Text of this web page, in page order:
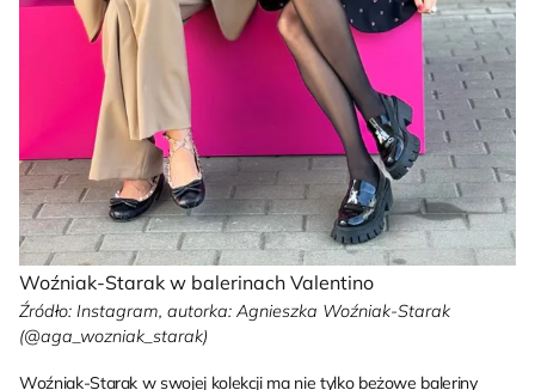
Woźniak-Starak w balerinach Valentino
Źródło: Instagram, autorka: Agnieszka Woźniak-Starak
(@aga_wozniak_starak)
Woźniak-Starak w swojej kolekcji ma nie tylko beżowe baleriny